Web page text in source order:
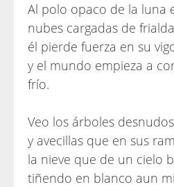
Al polo opaco de la luna
nubes cargadas de
él pierde fuerza en su
y el mundo empieza a
frío.
Veo los árboles
y avecillas que en sus
la nieve que de un cielo
tiñendo en blanco aun